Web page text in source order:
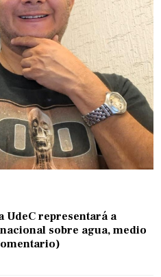
UdeC representará a
sobre agua, medio